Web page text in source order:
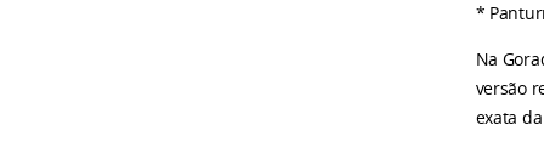
*
Na
versão
exata